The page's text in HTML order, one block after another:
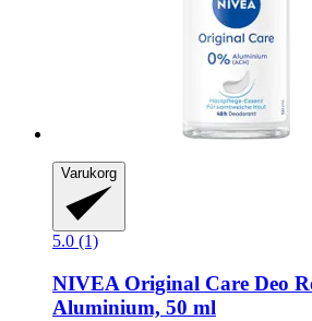
Varukorg
5.0 (1)
NIVEA Original Care Deo
Aluminium, 50 ml